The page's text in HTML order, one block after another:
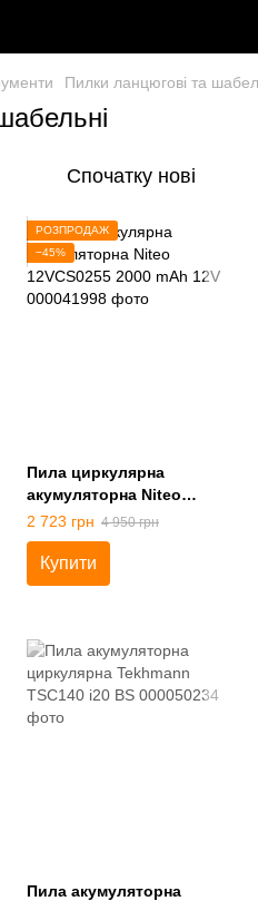
Пилки ланцюгові та
Спочатку нові
РОЗПРОДАЖ
−45%
Пила циркулярна
акумуляторна Niteo
12VCS0255 2000 mAh 12V
2 723 грн 4 950 грн
Купити
Пила акумуляторна